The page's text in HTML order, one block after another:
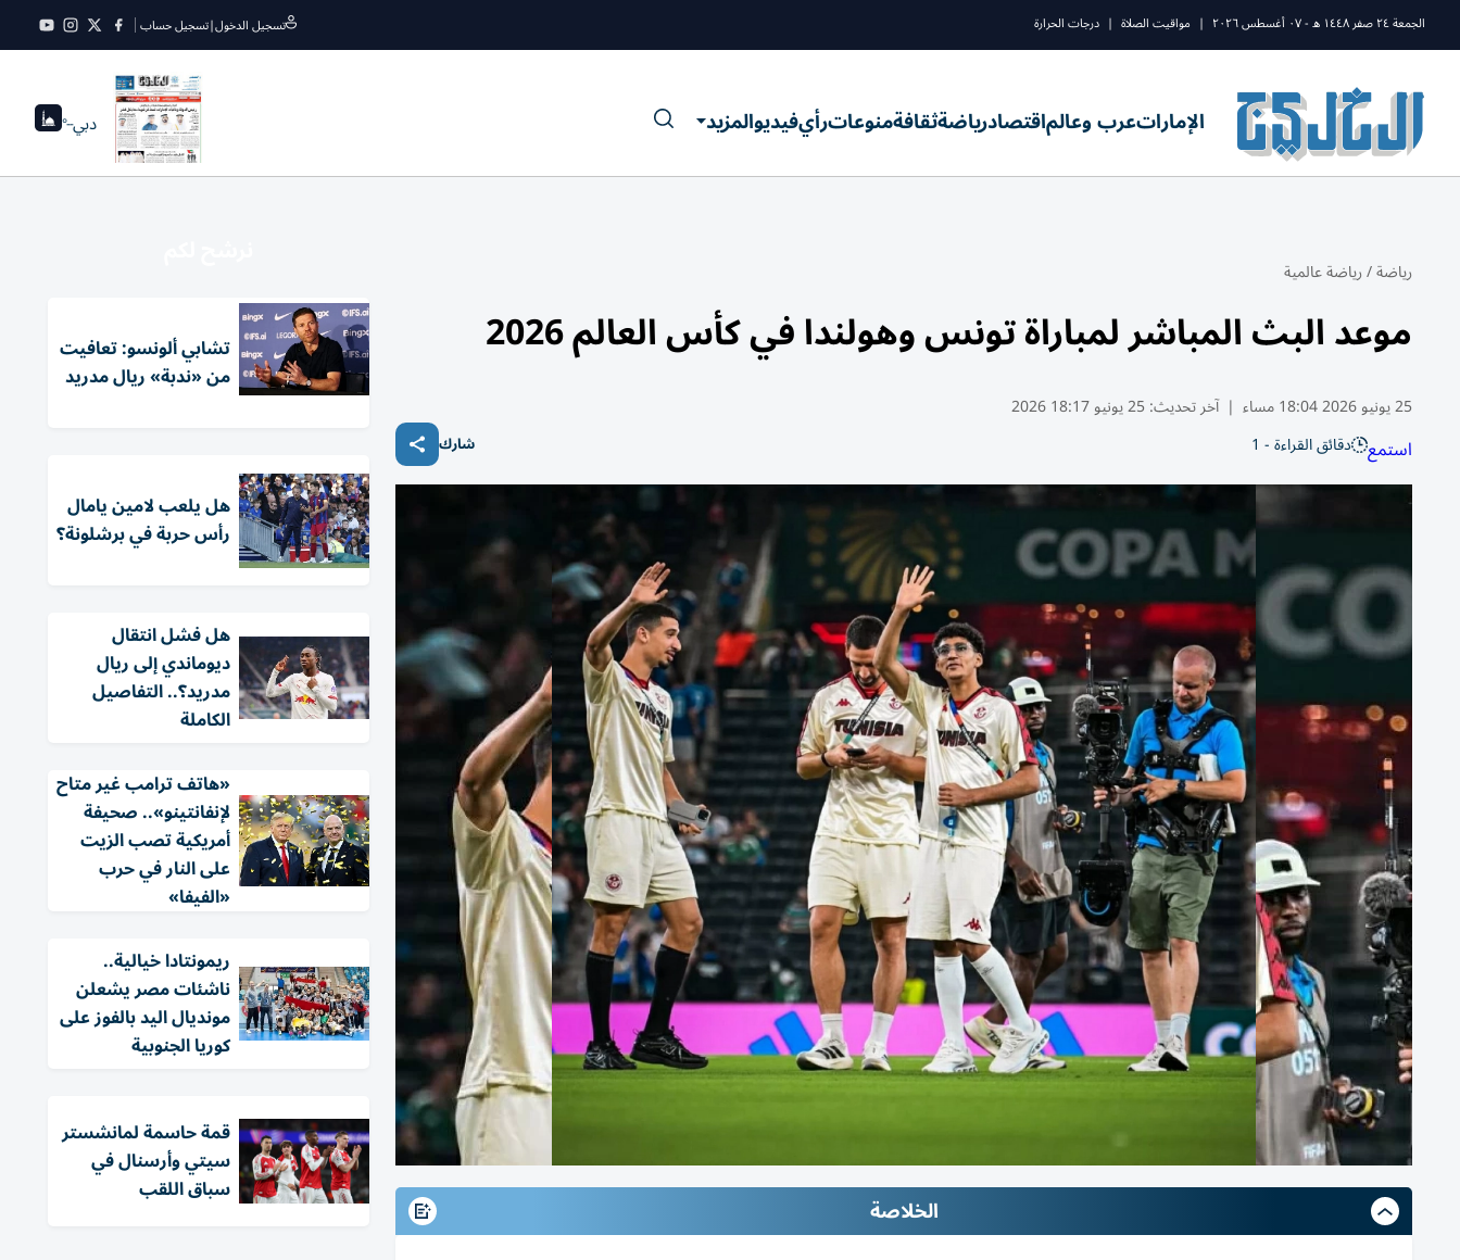
الجمعة ٢٤ صفر ١٤٤٨ ه - ٠٧ أغسطس ٢٠٢٦ | مواقيت الصلاة | درجات الحرارة تسجيل الدخول|تسجيل حساب
الإماراتعرب وعالماقتصادرياضةثقافةمنوعاترأيفيديوالمزيد دبي--°
رياضة/رياضة عالمية
موعد البث المباشر لمباراة تونس وهولندا في كأس العالم 2026
25 يونيو 2026 18:04 مساء | آخر تحديث:25 يونيو 18:17 2026
استمع دقائق القراءة - 1 شارك
الخلاصة
تشابي ألونسو: تعافيت
من «ندبة» ريال مدريد
هل يلعب لامين يامال
رأس حربة في برشلونة؟
هل فشل انتقال
ديوماندي إلى ريال
مدريد؟.. التفاصيل
الكاملة
«هاتف ترامب غير متاح
لإنفانتينو».. صحيفة
أمريكية تصب الزيت
على النار في حرب
«الفيفا»
ريمونتادا خيالية..
ناشئات مصر يشعلن
مونديال اليد بالفوز على
كوريا الجنوبية
قمة حاسمة لمانشستر
سيتي وأرسنال في
سباق اللقب